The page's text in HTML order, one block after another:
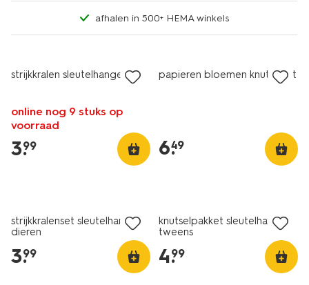
afhalen in 500+ HEMA winkels
strijkkralen sleutelhanger
online nog 9 stuks op
voorraad
3.
99
papieren bloemen knutselset
6.
49
strijkkralenset sleutelhanger
dieren
3.
99
knutselpakket sleutelhanger
tweens
4.
99